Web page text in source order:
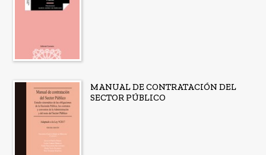
MANUAL DE CONTRATACIÓN DEL
SECTOR PÚBLICO